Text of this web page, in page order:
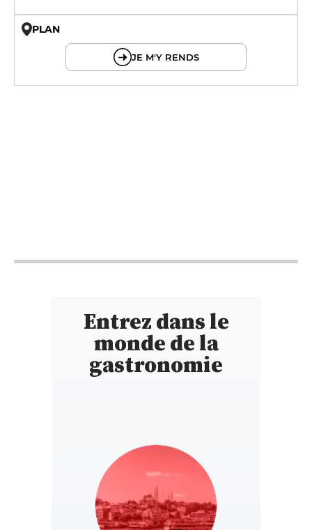
PLAN
JE M'Y RENDS
Entrez dans le
monde de la
gastronomie